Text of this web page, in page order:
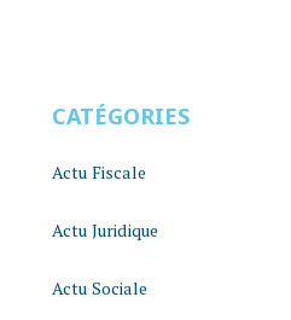
CATÉGORIES
Actu Fiscale
Actu Juridique
Actu Sociale